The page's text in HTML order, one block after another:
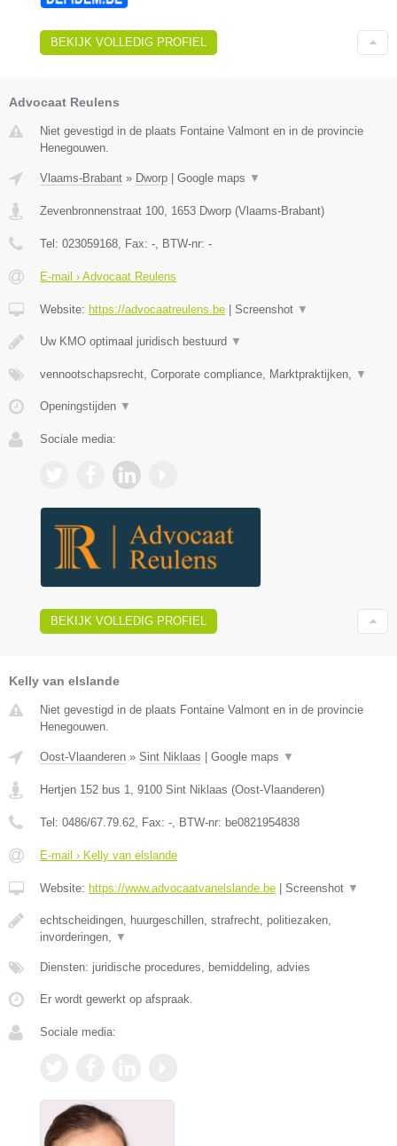
BEKIJK VOLLEDIG PROFIEL
Advocaat Reulens
Niet gevestigd in de plaats Fontaine Valmont en in de provincie
Henegouwen.
Vlaams-Brabant » Dworp Google maps ▼
Zevenbronnenstraat 100 1653 Dworp (Vlaams-Brabant)
Tel: 023059168 , Fax: - , BTW-nr: -
E-mail › Advocaat Reulens
Website: https://advocaatreulens.be Screenshot ▼
Uw KMO optimaal juridisch bestuurd ▼
vennootschapsrecht, Corporate compliance, Marktpraktijken, ▼
Openingstijden ▼
Sociale media:
BEKIJK VOLLEDIG PROFIEL
Kelly van elslande
Niet gevestigd in de plaats Fontaine Valmont en in de provincie
Henegouwen.
Oost-Vlaanderen » Sint Niklaas Google maps ▼
Hertjen 152 bus 1, 9100 Sint Niklaas (Oost-Vlaanderen)
Tel: 0486/67.79.62, Fax: -, BTW-nr: be0821954838
E-mail › Kelly van elslande
Website: https://www.advocaatvanelslande.be Screenshot ▼
echtscheidingen, huurgeschillen, strafrecht, politiezaken,
invorderingen, ▼
Diensten: juridische procedures, bemiddeling, advies
Er wordt gewerkt op afspraak.
Sociale media: